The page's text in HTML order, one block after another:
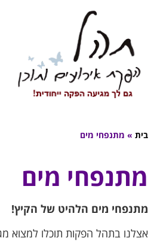
בית » מתנפחי מים
מתנפחי מים
מתנפחי מים הלהיט של הקיץ!
אצלנו בתהל הפקות תוכלו למצוא